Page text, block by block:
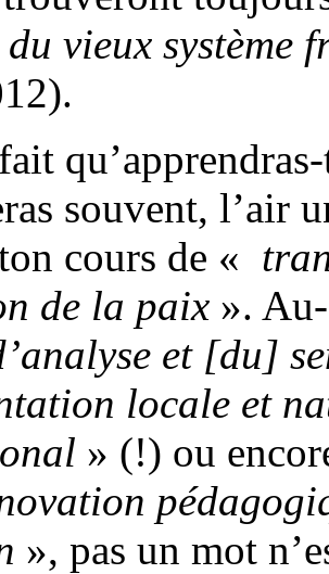
vieux système
souvent, l’air
cours de «
de la paix ».
et [du]
locale et
» (!) ou
», pas un mot